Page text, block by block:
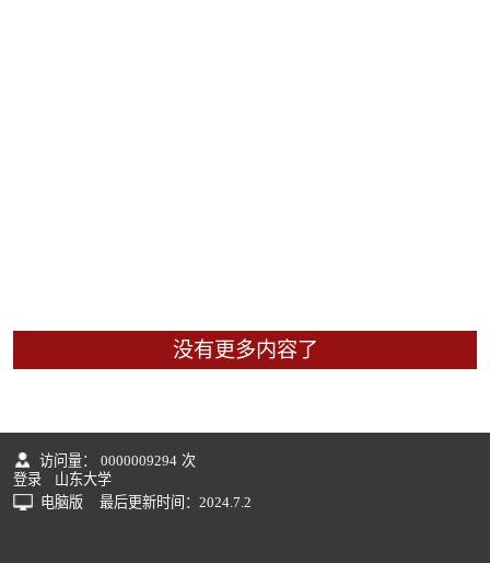
没有更多内容了
访问量： 0000009294 次
登录
山东大学
电脑版
最后更新时间： 2024. 7 2